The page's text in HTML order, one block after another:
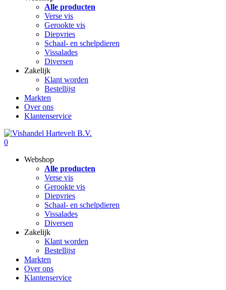
Alle producten
Verse vis
Gerookte vis
Diepvries
Schaal- en schelpdieren
Vissalades
Diversen
Zakelijk
Klant worden
Bestellijst
Markten
Over ons
Klantenservice
0
Webshop
Alle producten
Verse vis
Gerookte vis
Diepvries
Schaal- en schelpdieren
Vissalades
Diversen
Zakelijk
Klant worden
Bestellijst
Markten
Over ons
Klantenservice